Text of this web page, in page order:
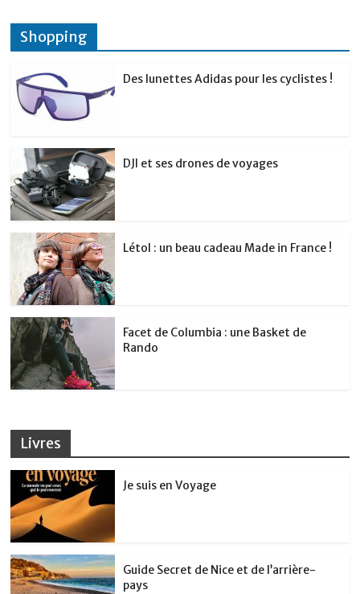
Shopping
Des lunettes Adidas pour les cyclistes !
DJI et ses drones de voyages
Létol : un beau cadeau Made in France !
Facet de Columbia : une Basket de
Rando
Livres
Je suis en Voyage
Guide Secret de Nice et de l’arrière-
pays